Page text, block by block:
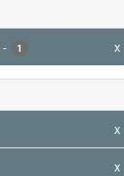
- 1 x
x
x